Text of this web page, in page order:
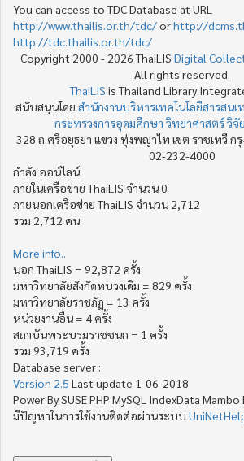
You can access to TDC Database at URL
http://www.thailis.or.th/tdc/orhttp://
http://tdc.thailis.or.th/tdc/
Copyright 2000 - 2026 ThaiLIS Digital
All rights reserved.
ThaiLIS is Thailand Library
สนับสนุนโดย สำนักงานบริหารเทคโนโลยีสารส
กระทรวงการอุดมศึกษา วิทยาศาสตร์ วิจั
328 ถ.ศรีอยุธยา แขวง ทุ่งพญาไท เขต ราชเทวี กรุ
02-232-4000
กำลัง ออน์ไลน์
ภายในเครือข่าย ThaiLIS จำนวน 0
ภายนอกเครือข่าย ThaiLIS จำนวน 2,712
รวม 2,712 คน
More info..
นอก ThaiLIS = 92,872 ครั้ง
มหาวิทยาลัยสังกัดทบวงเดิม = 829 ครั้ง
มหาวิทยาลัยราชภัฏ = 13 ครั้ง
หน่วยงานอื่น = 4 ครั้ง
สถาบันพระบรมราชชนก = 1 ครั้ง
รวม 93,719 ครั้ง
Database server :
Version 2.5 Last update 1-06-2018
Power By SUSE PHP MySQL IndexData
มีปัญหาในการใช้งานติดต่อผ่านระบบ